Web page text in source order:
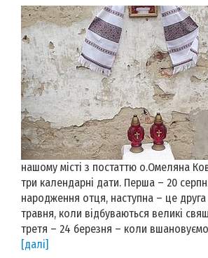
нашому місті з постаттю о.Омеляна
три календарні дати. Перша – 20
народження отця, наступна – це
травня, коли відбуваються великі
третя – 24 березня – коли вшановуємо
[далі]